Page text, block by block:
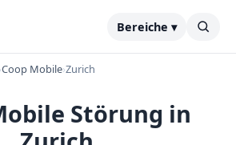
Bereiche ▾
›Coop Mobile›Zurich
Störung in